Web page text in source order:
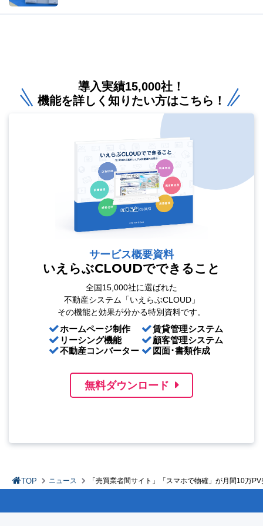
導入実績15,000社！
機能を詳しく知りたい方はこちら！
サービス概要資料
いえらぶCLOUDでできること
全国15,000社に選ばれた
不動産システム「いえらぶCLOUD」
その機能と効果が分かる特別資料です。
ホームページ制作
リーシング機能
不動産コンバーター
賃貸管理システム
顧客管理システム
図面･書類作成
無料ダウンロード
TOP ニュース 「売買業者間サイト」「スマホで物確」が月間10万